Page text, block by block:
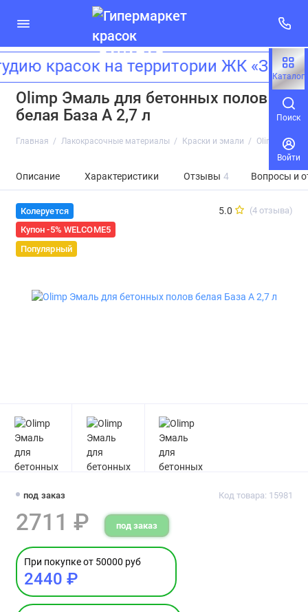
Каталог
Поиск
Войти
красок на территории ЖК
Olimp Эмаль для бетонных полов
белая База А 2,7 л
Главная Лакокрасочные материалы Краски и эмали Olimp Эмаль
Описание Характеристики Отзывы 4 Вопросы и
Колеруется
Купон -5% WELCOME5
Популярный
5.0 (4 отзыва)
под заказ Код товара: 15981
2711 ₽ под заказ
При покупке от 50000 руб
2440 ₽